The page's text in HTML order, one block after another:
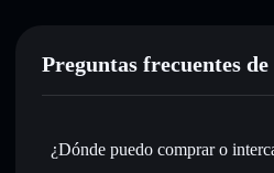
Preguntas frecuentes
¿Dónde puedo comprar o